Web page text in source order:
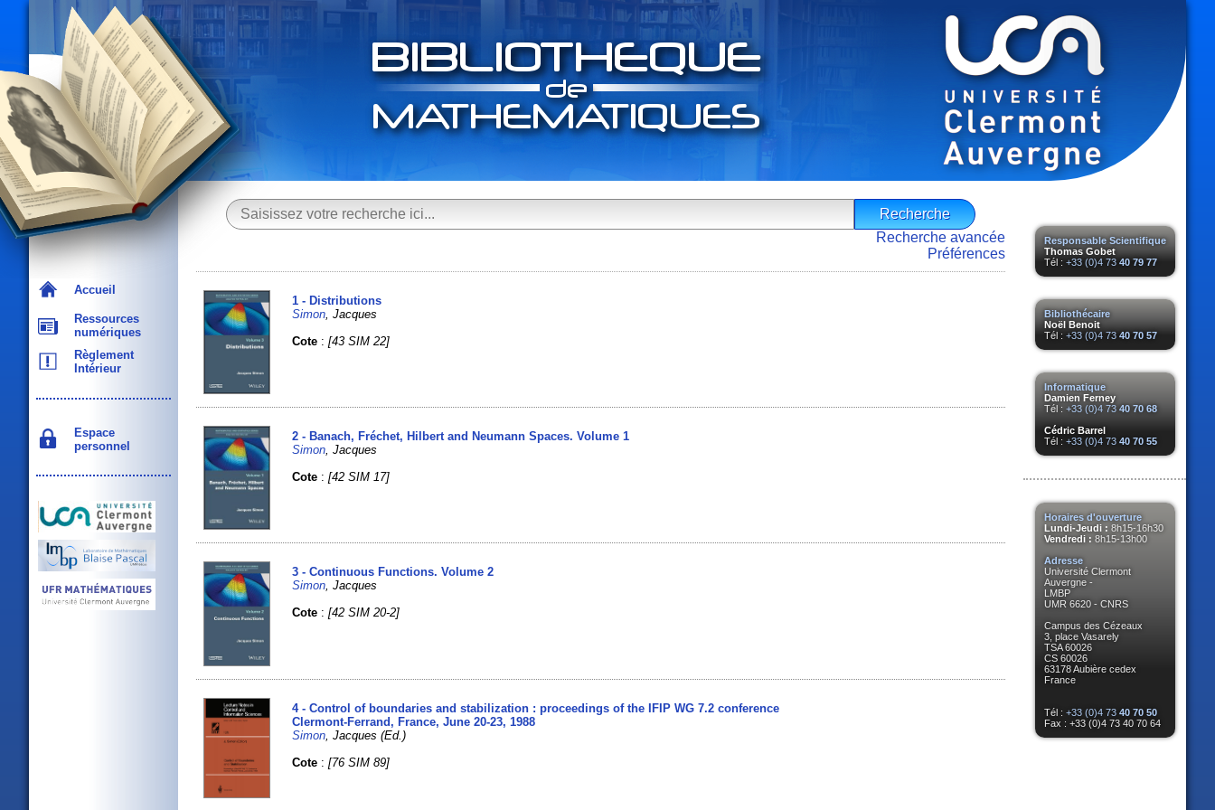
Accueil
Ressources
numériques
Règlement
Intérieur
Espace
personnel
Responsable Scientifique
Thomas Gobet
Tél : +33 (0)4 73 40 79 77
Bibliothécaire
Noël Benoit
Tél : +33 (0)4 73 40 70 57
Informatique
Damien Ferney
Tél : +33 (0)4 73 40 70 68
Cédric Barrel
Tél : +33 (0)4 73 40 70 55
Horaires d'ouverture
Lundi-Jeudi : 8h15-16h30
Vendredi : 8h15-13h00
Adresse
Université Clermont
Auvergne -
LMBP
UMR 6620 - CNRS
Campus des Cézeaux
3, place Vasarely
TSA 60026
CS 60026
63178 Aubière cedex
France
Tél : +33 (0)4 73 40 70 50
Fax : +33 (0)4 73 40 70 64
Recherche avancée
Préférences
1 - Distributions
Simon , Jacques
Cote :[43 SIM 22]
2 - Banach, Fréchet, Hilbert and Neumann Spaces. Volume 1
Simon, Jacques
Cote :[42 SIM 17]
3 - Continuous Functions. Volume 2
Simon, Jacques
Cote :[42 SIM 20-2]
4 - Control of boundaries and stabilization : proceedings of the IFIP WG 7.2 conference
Clermont-Ferrand, France, June 20-23, 1988
Simon , Jacques (Ed.)
Cote :[76 SIM 89]